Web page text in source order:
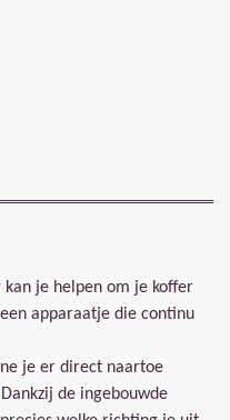
kan je helpen om je koffer
apparaatje die continu
je er direct naartoe
Dankzij de ingebouwde